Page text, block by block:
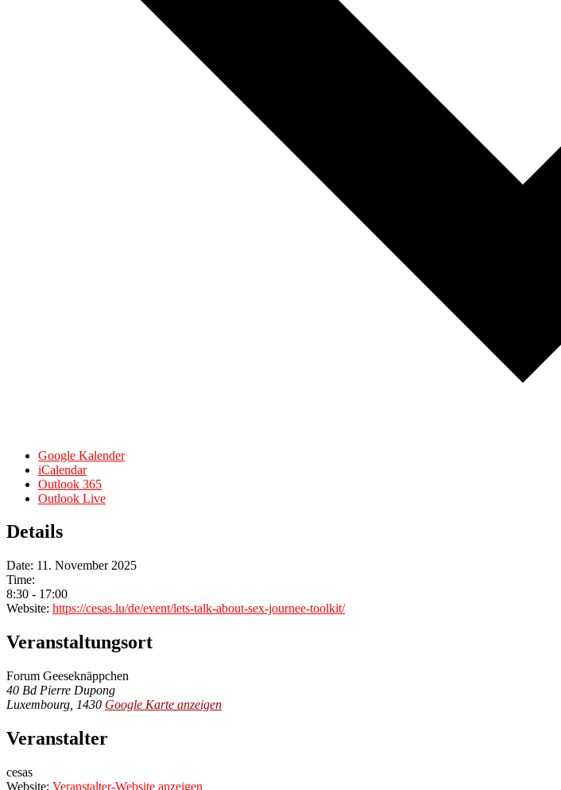
Google Kalender
iCalendar
Outlook 365
Outlook Live
Details
Date: 11. November 2025
Time:
8:30 - 17:00
Website: https://cesas.lu/de/event/lets-talk-about-sex-journee-toolkit/
Veranstaltungsort
Forum Geeseknäppchen
40 Bd Pierre Dupong
Luxembourg 1430 Google Karte anzeigen
Veranstalter
cesas
Website: Veranstalter-Website anzeigen